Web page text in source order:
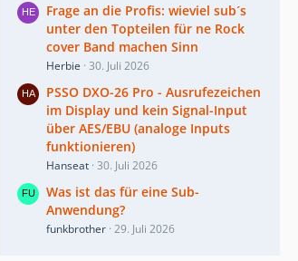
Frage an die Profis: wieviel sub´s
unter den Topteilen für ne Rock
cover Band machen Sinn
Herbie 30. Juli 2026
PSSO DXO-26 Pro - Ausrufezeichen
im Display und kein Signal-Input
über AES/EBU (analoge Inputs
funktionieren)
Hanseat 30. Juli 2026
Was ist das für eine Sub-
Anwendung?
funkbrother 29. Juli 2026